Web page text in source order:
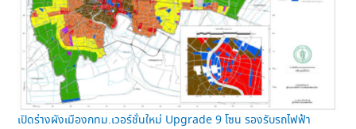
เปิดร่างผังเมืองกทม.เวอร์ชั่นใหม่ Upgrade 9 โซน รองรับรถไฟฟ้า